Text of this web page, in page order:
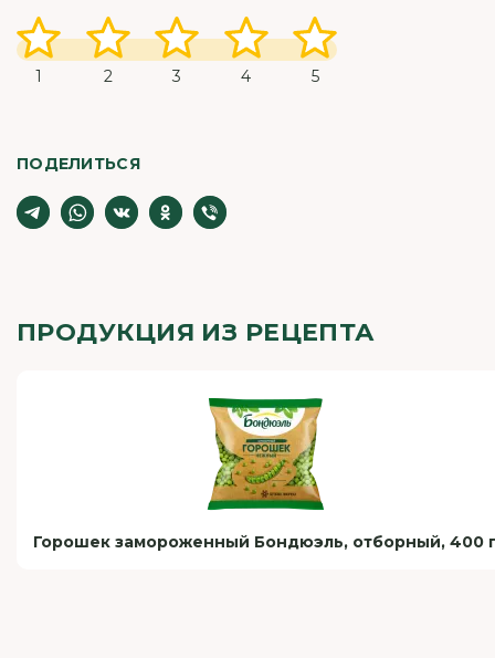
1 2 3 4 5
ПОДЕЛИТЬСЯ
ПРОДУКЦИЯ ИЗ РЕЦЕПТА
Горошек замороженный Бондюэль, отборный, 400